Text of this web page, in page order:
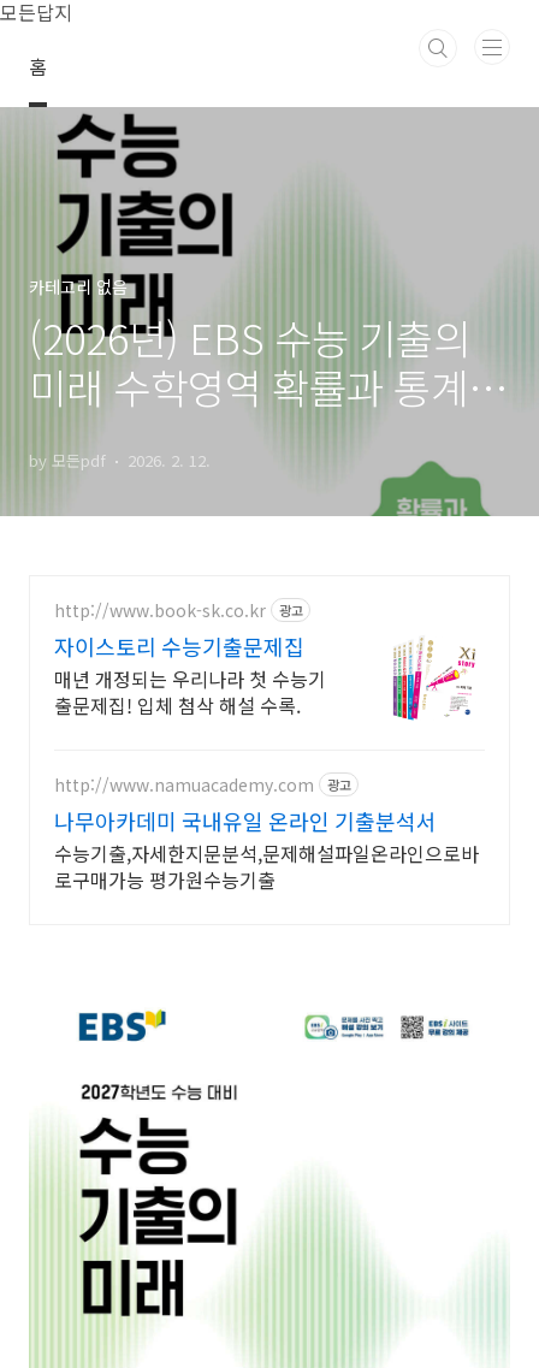
본문 바로가기
모든답지
홈
카테고리 없음
(2026년) EBS 수능 기출의
미래 수학영역 확률과 통계
2027학년도 수능 대비 답지
정답 해설
by 모든pdf 2026. 2. 12.
http://www.book-sk.co.kr 광고
자이스토리 수능기출문제집
매년 개정되는 우리나라 첫 수능기
출문제집! 입체 첨삭 해설 수록.
http://www.namuacademy.com 광고
나무아카데미 국내유일 온라인 기출분석서
수능기출,자세한지문분석,문제해설파일온라인으로바
로구매가능 평가원수능기출